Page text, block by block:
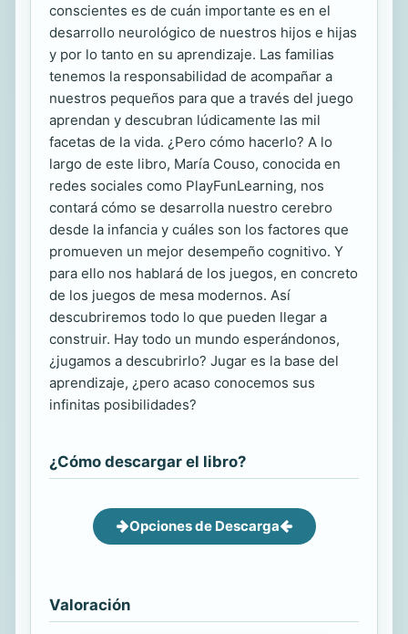
conscientes es de cuán importante es en el
desarrollo neurológico de nuestros hijos e hijas
y por lo tanto en su aprendizaje. Las familias
tenemos la responsabilidad de acompañar a
nuestros pequeños para que a través del juego
aprendan y descubran lúdicamente las mil
facetas de la vida. ¿Pero cómo hacerlo? A lo
largo de este libro, María Couso, conocida en
redes sociales como PlayFunLearning, nos
contará cómo se desarrolla nuestro cerebro
desde la infancia y cuáles son los factores que
promueven un mejor desempeño cognitivo. Y
para ello nos hablará de los juegos, en concreto
de los juegos de mesa modernos. Así
descubriremos todo lo que pueden llegar a
construir. Hay todo un mundo esperándonos,
¿jugamos a descubrirlo? Jugar es la base del
aprendizaje, ¿pero acaso conocemos sus
infinitas posibilidades?
¿Cómo descargar el libro?
Opciones de Descarga
Valoración